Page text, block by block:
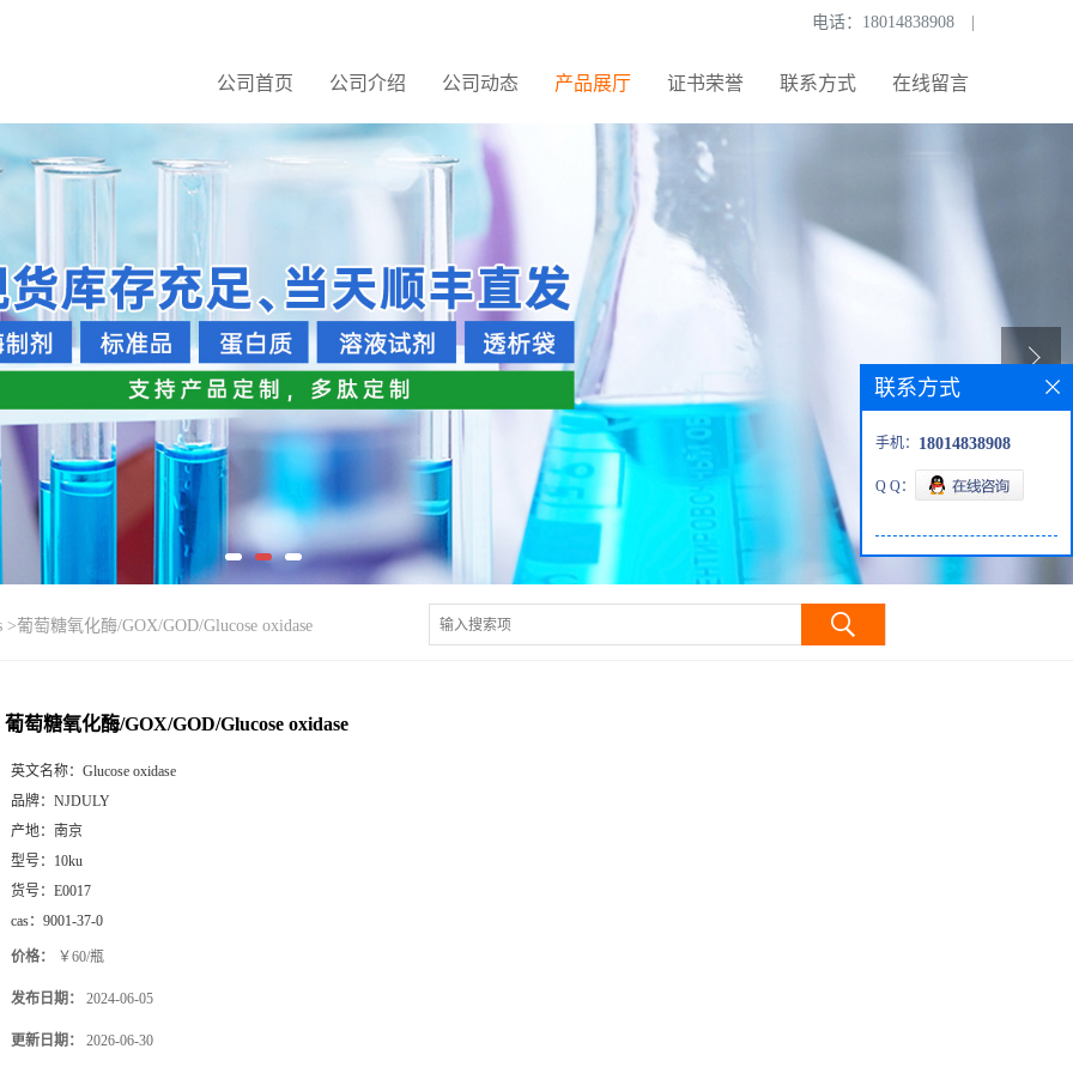
电话： 18014838908
公司首页 公司介绍 公司动态 产品展厅 证书荣誉 联系方式 在线留言
>葡萄糖氧化酶/GOX/GOD/Glucose oxidase
葡萄糖氧化酶/GOX/GOD/Glucose oxidase
英文名称： Glucose oxidase
品牌： NJDULY
产地： 南京
型号： 10ku
货号： E0017
cas： 9001-37-0
价格： ￥60/瓶
发布日期： 2024-06-05
更新日期： 2026-06-30
联系方式
手机： 18014838908
Q Q：